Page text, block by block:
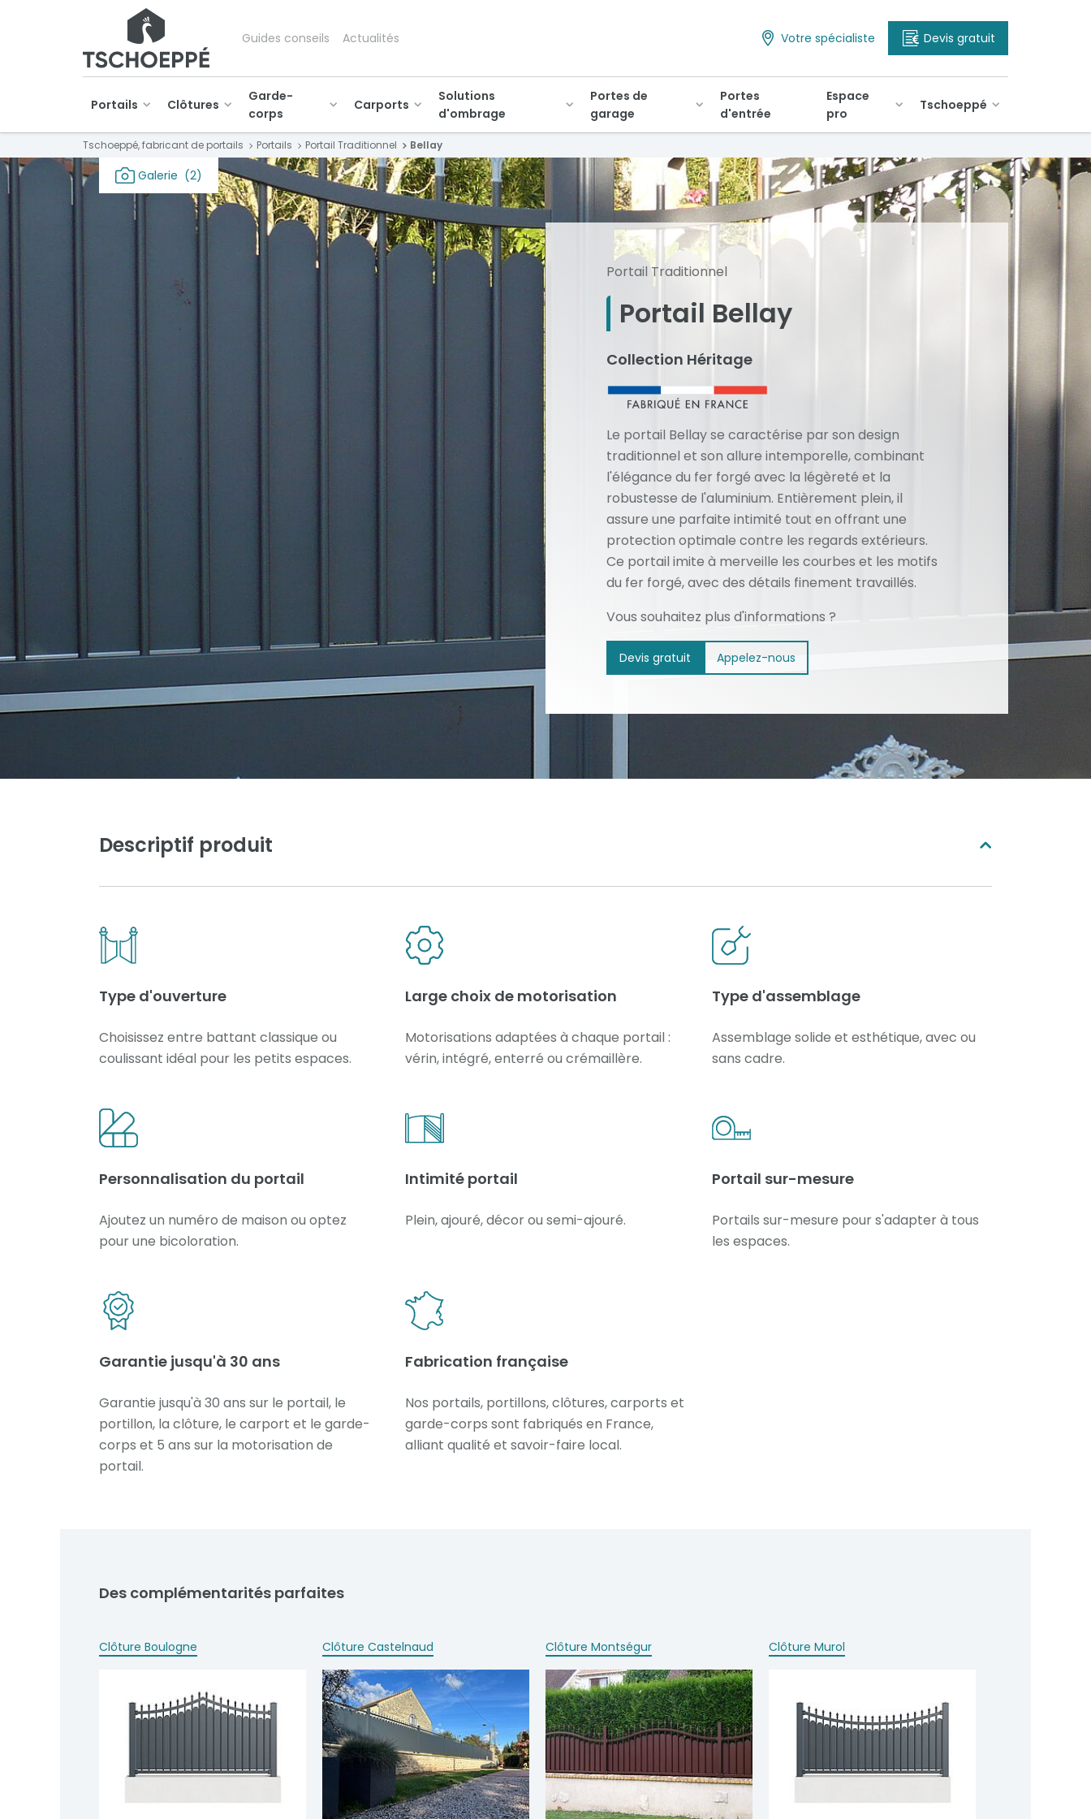
Guides conseils Actualités Votre spécialiste Devis gratuit
Portails Clôtures
Garde-
corps
Carports
Solutions
d'ombrage
Portes de
garage
Portes
d'entrée
Espace
pro
Tschoeppé
Tschoeppé, fabricant de portails Portails Portail Traditionnel Bellay
Galerie (2)
Portail Traditionnel
Portail Bellay
Collection Héritage
Le portail Bellay se caractérise par son design
traditionnel et son allure intemporelle, combinant
l'élégance du fer forgé avec la légèreté et la
robustesse de l'aluminium. Entièrement plein, il
assure une parfaite intimité tout en offrant une
protection optimale contre les regards extérieurs.
Ce portail imite à merveille les courbes et les motifs
du fer forgé, avec des détails finement travaillés.
Vous souhaitez plus d'informations ?
Devis gratuit Appelez-nous
Descriptif produit
Type d'ouverture
Choisissez entre battant classique ou
coulissant idéal pour les petits espaces.
Large choix de motorisation
Motorisations adaptées à chaque portail :
vérin, intégré, enterré ou crémaillère.
Type d'assemblage
Assemblage solide et esthétique, avec ou
sans cadre.
Personnalisation du portail
Ajoutez un numéro de maison ou optez
pour une bicoloration.
Intimité portail
Plein, ajouré, décor ou semi-ajouré.
Portail sur-mesure
Portails sur-mesure pour s'adapter à tous
les espaces.
Garantie jusqu'à 30 ans
Garantie jusqu'à 30 ans sur le portail, le
portillon, la clôture, le carport et le garde-
corps et 5 ans sur la motorisation de
portail.
Fabrication française
Nos portails, portillons, clôtures, carports et
garde-corps sont fabriqués en France,
alliant qualité et savoir-faire local.
Des complémentarités parfaites
Clôture Boulogne Clôture Castelnaud Clôture Montségur Clôture Murol